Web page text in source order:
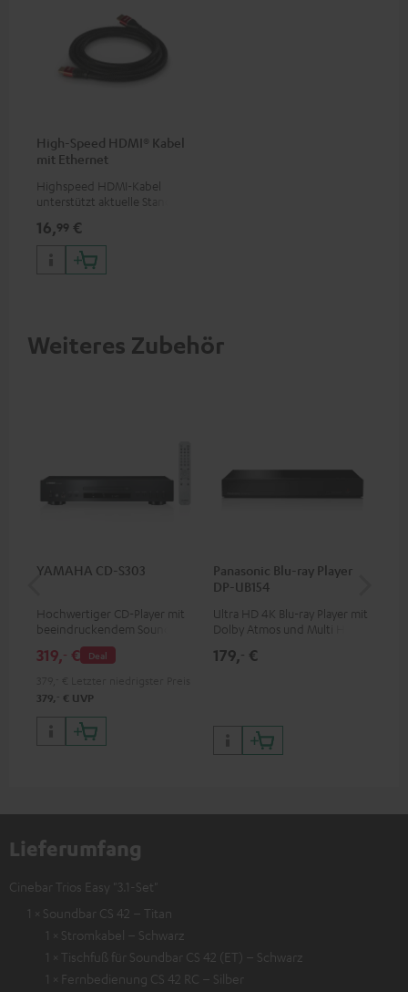
High-Speed HDMI® Kabel
mit Ethernet
Highspeed HDMI-Kabel
unterstützt aktuelle Standards
16,99 €
Weiteres Zubehör
YAMAHA CD-S303
Hochwertiger CD-Player mit
beeindruckendem Sound und
wertiger Verarbeitung
Deal
319,‐ €
379, ‐ € UVP
Panasonic Blu-ray Player
DP-UB154
Ultra HD 4K Blu-ray Player mit
Dolby Atmos und Multi HDR-
HDR10+ für eine überragende
179,‐ €
Lieferumfang
Cinebar Trios Easy "3.1-Set"
1 × Soundbar CS 42 – Titan
1 × Stromkabel – Schwarz
1 × Tischfuß für Soundbar CS 42 (ET) – Schwarz
1 × Fernbedienung CS 42 RC – Silber